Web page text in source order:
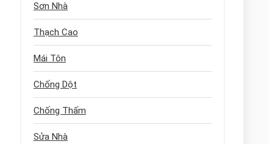
Sơn Nhà
Thạch Cao
Mái Tôn
Chống Dột
Chống Thấm
Sửa Nhà